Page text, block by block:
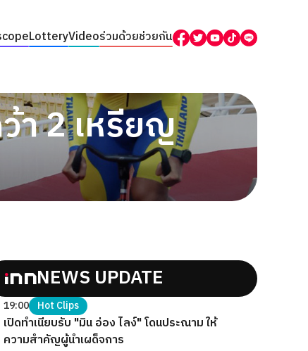
LotteryVideoร่วมด้วยช่วยกัน
า 2 เหรียญ
NEWS UPDATE
19:00 Hot Clips
เปิดทำเนียบรับ "มิน อ่อง ไลง์" โดนประณาม ให้
ความสำคัญผู้นำเผด็จการ